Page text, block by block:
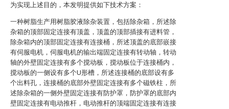
为实现上述目的，本发明提供如下技术方案：
一种树脂生产用树脂胶液除杂装置，包括除杂箱，所述除
杂箱的顶部固定连接有顶盖，顶盖的顶部插接有进料管，
除杂箱内的顶部固定连接有连接桶，所述顶盖的底部嵌接
有伺服电机，伺服电机的输出端固定连接有转动轴，转动
轴的外壁固定连接有多个搅动板，搅动板位于连接桶内，
搅动板的一侧设有多个U形槽，所述连接桶的底部设有多
个出料孔，连接桶的底部外壁固定连接有多个磁铁柱，所
述除杂箱的一侧外壁固定连接有防护罩，防护罩的底部内
壁固定连接有电动推杆，电动推杆的顶端固定连接有连接